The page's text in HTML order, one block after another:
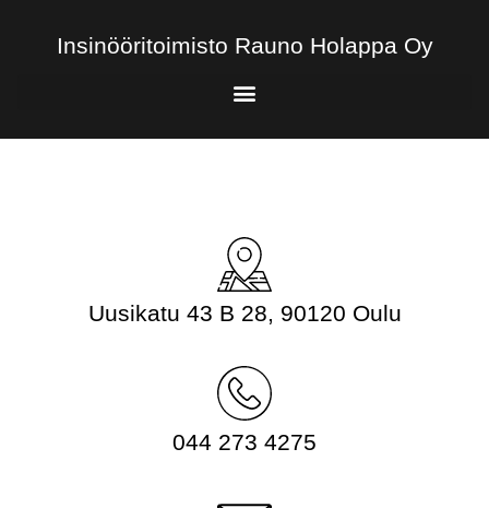
Insinööritoimisto Rauno Holappa Oy
Uusikatu 43 B 28, 90120 Oulu
044 273 4275